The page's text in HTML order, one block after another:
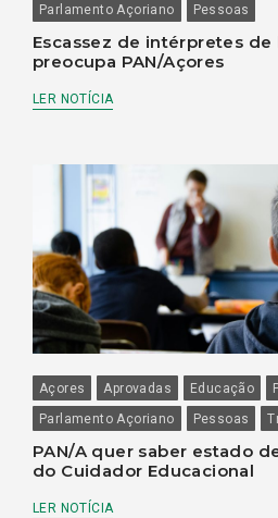
Parlamento Açoriano
Pessoas
Escassez de intérpretes
preocupa PAN/Açores
LER NOTÍCIA
Açores Aprovadas Educação
Parlamento Açoriano
Pessoas
PAN/A quer saber estado
do Cuidador Educacional
LER NOTÍCIA